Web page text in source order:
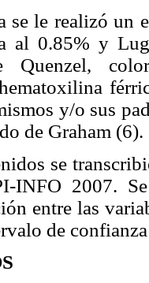
se le realizó un
al 0.85% y
Quenzel,
y/o sus
de Graham (6).
se
INFO 2007.
entre las
de